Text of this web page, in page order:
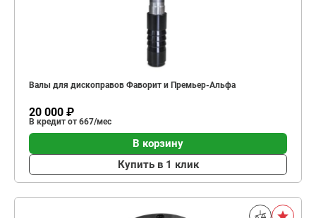
Валы для дископравов Фаворит и Премьер-Альфа
20 000 ₽
В кредит от 667/мес
В корзину
Купить в 1 клик